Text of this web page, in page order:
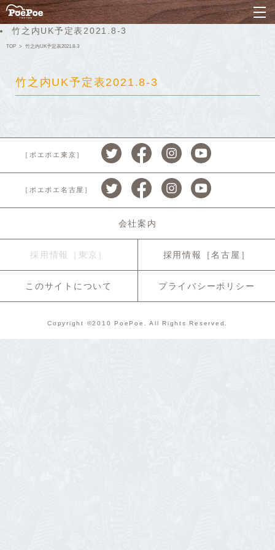
ナ
竹之内UK予定表2021.8-3
TOP 竹之内UK予定表2021.8-3
竹之内UK予定表2021.8-3
［ポエポエ東京］
［ポエポエ名古屋］
会社案内
採用情報［東京］ 採用情報［名古屋］
このサイトについて プライバシーポリシー
Copyright ©2010 PoePoe. All Rights Reserved.